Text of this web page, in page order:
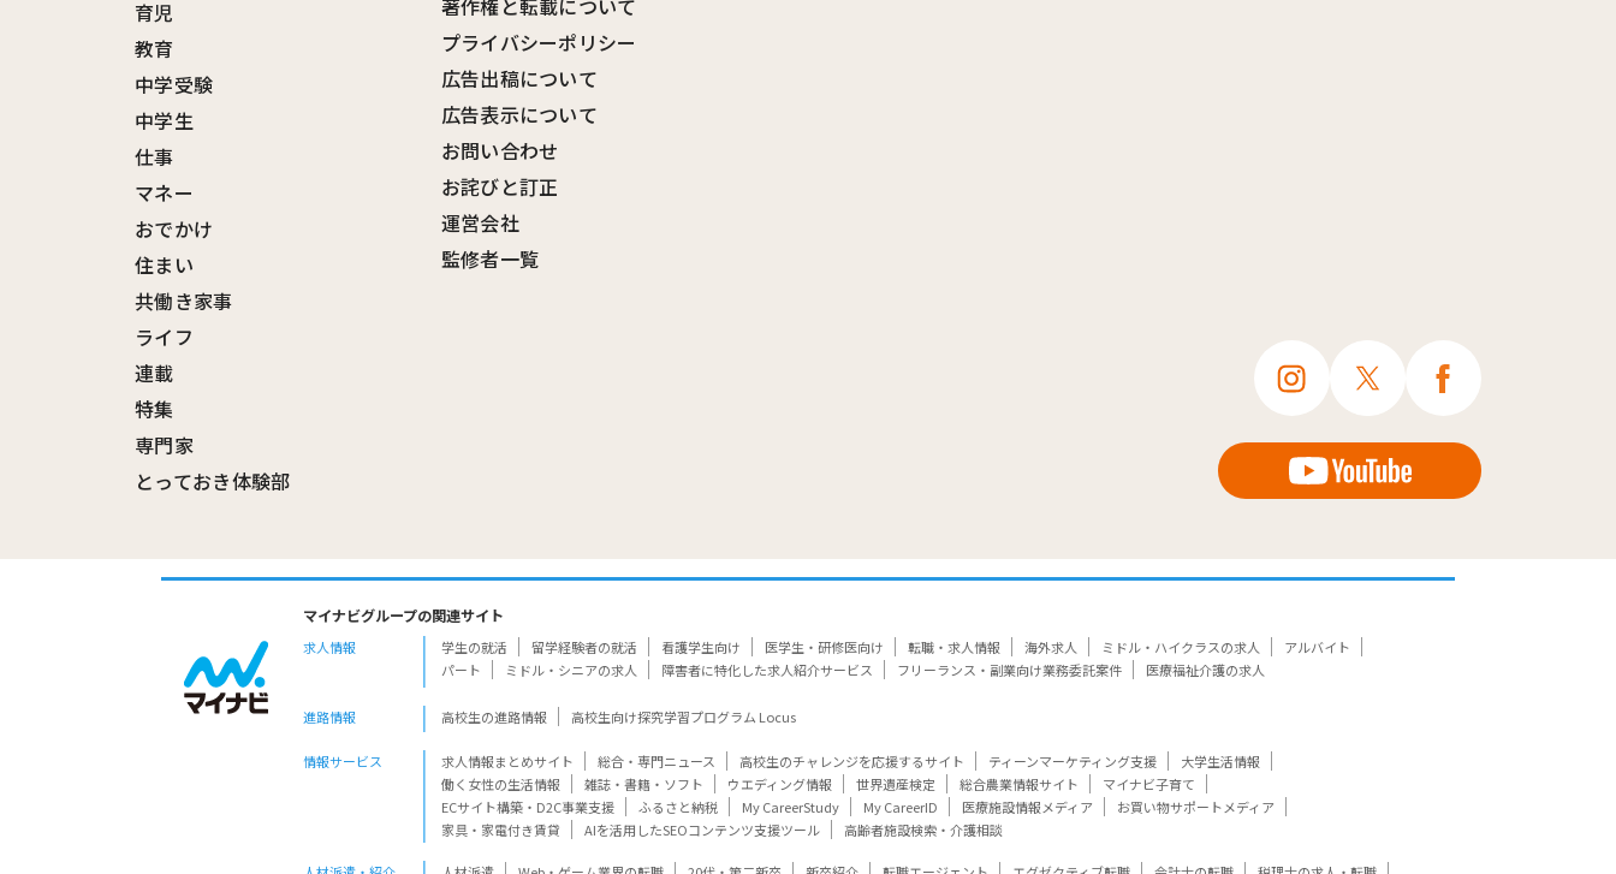
育児
教育
中学受験
中学生
仕事
マネー
おでかけ
住まい
共働き家事
ライフ
連載
特集
専門家
とっておき体験部
プライバシーポリシー
広告出稿について
広告表示について
お問い合わせ
お詫びと訂正
運営会社
監修者一覧
マイナビグループの関連サイト
求人情報 学生の就活 留学経験者の就活 看護学生向け 医学生・研修医向け 転職・求人情報 海外求人 ミドル・ハイクラスの求人
アルバイト
パート
ミドル・シニアの求人 障害者に特化した求人紹介サービス フリーランス・副業向け業務委託案件 医療福祉介護の求人
進路情報 高校生の進路情報 高校生向け探究学習プログラム Locus
情報サービス 求人情報まとめサイト 総合・専門ニュース 高校生のチャレンジを応援するサイト ティーンマーケティング支援
大学生活情報
働く女性の生活情報
雑誌・書籍・ソフト ウエディング情報 世界遺産検定 総合農業情報サイト
マイナビ子育て
ECサイト構築・D2C事業支援
ふるさと納税 My CareerStudy My CareerID 医療施設情報メディア
お買い物サポートメディア
家具・家電付き賃貸
AIを活用したSEOコンテンツ支援ツール 高齢者施設検索・介護相談